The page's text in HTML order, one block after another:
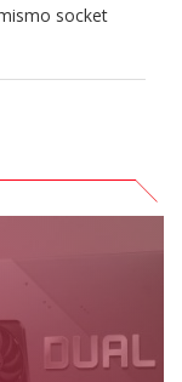
socket